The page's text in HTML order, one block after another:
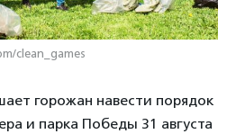
clean_games
горожан навести порядок
и парка Победы 31 августа